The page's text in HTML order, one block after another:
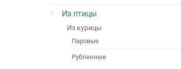
Из птицы
Из курицы
Паровые
Рубленные